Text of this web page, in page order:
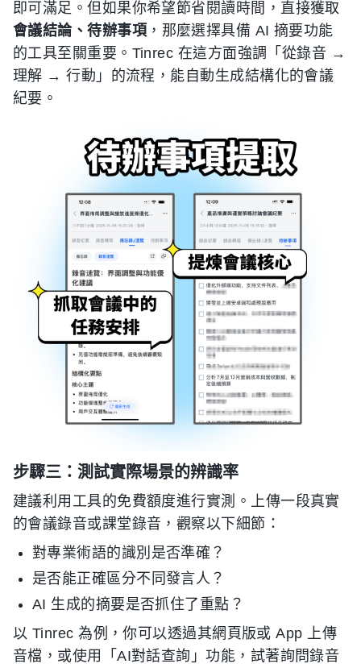
即可滿足。但如果你希望節省閱讀時間，直接獲取
會議結論、待辦事項 ，那麼選擇具備 AI 摘要功能
的工具至關重要。Tinrec 在這方面強調「從錄音 →
理解 → 行動」的流程，能自動生成結構化的會議
紀要。
步驟三：測試實際場景的辨識率
建議利用工具的免費額度進行實測。上傳一段真實
的會議錄音或課堂錄音，觀察以下細節：
對專業術語的識別是否準確？
是否能正確區分不同發言人？
AI 生成的摘要是否抓住了重點？
以 Tinrec 為例，你可以透過其網頁版或 App 上傳
音檔，或使用「AI對話查詢」功能，試著詢問錄音